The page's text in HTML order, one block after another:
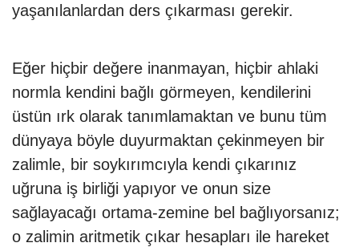
yaşanılanlardan ders çıkarması gerekir.
Eğer hiçbir değere inanmayan, hiçbir ahlaki
normla kendini bağlı görmeyen, kendilerini
üstün ırk olarak tanımlamaktan ve bunu tüm
dünyaya böyle duyurmaktan çekinmeyen bir
zalimle, bir soykırımcıyla kendi çıkarınız
uğruna iş birliği yapıyor ve onun size
sağlayacağı ortama-zemine bel bağlıyorsanız;
o zalimin aritmetik çıkar hesapları ile hareket